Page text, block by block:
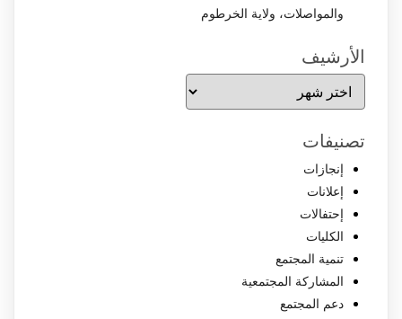
والمواصلات، ولاية الخرطوم
الأرشيف
الأرشيف
تصنيفات
إنجازات
إعلانات
إحتفالات
الكليات
تنمية المجتمع
المشاركة المجتمعية
دعم المجتمع